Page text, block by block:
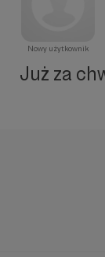
Nowy użytkownik
Już za